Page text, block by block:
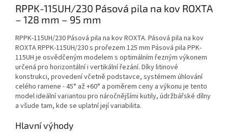
RPPK-115UH/230 Pásová pila na kov ROXTA
– 128 mm – 95 mm
RPPK-115UH/230 Pásová pila na kov ROXTA. Pásová pila na kov
ROXTA RPPK-115UH/230 s prořezem 125 mm Pásová pila PPK-
115UH je osvědčeným modelem s optimálním řezným výkonem
určená pro horizontální i vertikální řezání. Díky litinové
konstrukci, provedení včetně podstavce, systémem úhlování
celého ramene - 45° až +60° a poměrem ceny a výkonu je tento
model ideální variantou pro náročnějšími kutily, údržbářské dílny
a všude tam, kde se uplatní její variabilita.
Hlavní výhody